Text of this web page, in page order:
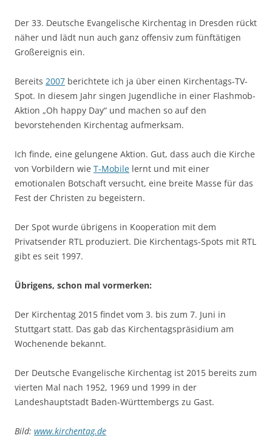
Der 33. Deutsche Evangelische Kirchentag in Dresden rückt
näher und lädt nun auch ganz offensiv zum fünftätigen
Großereignis ein.
Bereits 2007 berichtete ich ja über einen Kirchentags-TV-
Spot. In diesem Jahr singen Jugendliche in einer Flashmob-
Aktion „Oh happy Day“ und machen so auf den
bevorstehenden Kirchentag aufmerksam.
Ich finde, eine gelungene Aktion. Gut, dass auch die Kirche
von Vorbildern wie T-Mobile lernt und mit einer
emotionalen Botschaft versucht, eine breite Masse für das
Fest der Christen zu begeistern.
Der Spot wurde übrigens in Kooperation mit dem
Privatsender RTL produziert. Die Kirchentags-Spots mit RTL
gibt es seit 1997.
Übrigens, schon mal vormerken:
Der Kirchentag 2015 findet vom 3. bis zum 7. Juni in
Stuttgart statt. Das gab das Kirchentagspräsidium am
Wochenende bekannt.
Der Deutsche Evangelische Kirchentag ist 2015 bereits zum
vierten Mal nach 1952, 1969 und 1999 in der
Landeshauptstadt Baden-Württembergs zu Gast.
Bild: www.kirchentag.de